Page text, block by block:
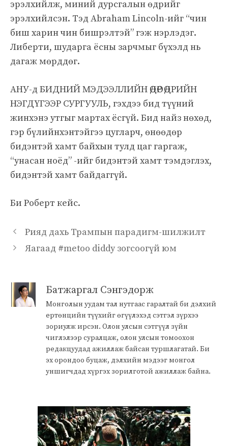
эрэлхийлж, миний дурсгалын өдрийг
эрэлхийлсэн. Тэд Abraham Lincoln-ийг “чин
биш харин чин бишрэлтэй” гэж нэрлэдэг.
Либерти, шударга ёсны зарчмыг бүхэлд нь
дагаж мөрддөг.
АНУ-д БИДНИЙ МЭДЭЭЛЛИЙН ӨДӨР ӨДРИЙН
НЭГДҮГЭЭР СУРГУУЛЬ, гэхдээ бид түүний
жинхэнэ утгыг мартах ёсгүй. Бид найз нөхөд,
гэр бүлийнхэнтэйгээ цугларч, өнөөдөр
бидэнтэй хамт байхын тулд цаг гаргаж,
“унасан ноёд” -ийг бидэнтэй хамт тэмдэглэх,
бидэнтэй хамт байдаггүй.
Би Роберт кейс.
Рияд дахь Трампын парадигм-шилжилт
Яагаад #metoo diddy зогсоогүй юм
Батжаргал Сэнгэдорж
Монголын уудам тал нутгаас гаралтай би дэлхий
ертөнцийн түүхийг өгүүлэхэд сэтгэл зүрхээ
зориулж ирсэн. Олон улсын сэтгүүл зүйн
чиглэлээр суралцаж, олон улсын томоохон
редакцуудад ажиллаж байсан туршлагатай. Би
эх орондоо буцаж, дэлхийн мэдээг монгол
уншигчдад хүргэх зорилготой ажиллаж байна.